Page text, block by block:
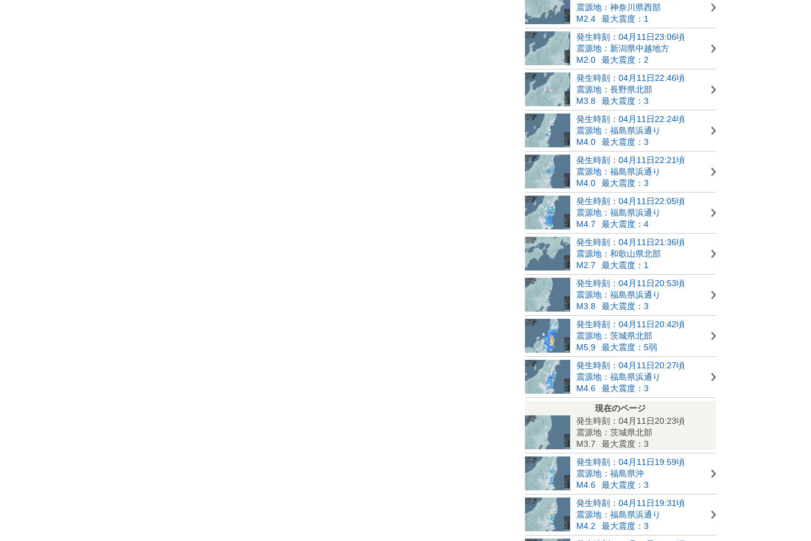
震源地：神奈川県西部
M2.4
最大震度：1
発生時刻：04月11日23:06頃
震源地：新潟県中越地方
M2.0
最大震度：2
発生時刻：04月11日22:46頃
震源地：長野県北部
M3.8
最大震度：3
発生時刻：04月11日22:24頃
震源地：福島県浜通り
M4.0
最大震度：3
発生時刻：04月11日22:21頃
震源地：福島県浜通り
M4.0
最大震度：3
発生時刻：04月11日22:05頃
震源地：福島県浜通り
M4.7
最大震度：4
発生時刻：04月11日21:36頃
震源地：和歌山県北部
M2.7
最大震度：1
発生時刻：04月11日20:53頃
震源地：福島県浜通り
M3.8
最大震度：3
発生時刻：04月11日20:42頃
震源地：茨城県北部
M5.9
最大震度：5弱
発生時刻：04月11日20:27頃
震源地：福島県浜通り
M4.6
最大震度：3
現在のページ
発生時刻：04月11日20:23頃
震源地：茨城県北部
M3.7
最大震度：3
発生時刻：04月11日19:59頃
震源地：福島県沖
M4.6
最大震度：3
発生時刻：04月11日19:31頃
震源地：福島県浜通り
M4.2
最大震度：3